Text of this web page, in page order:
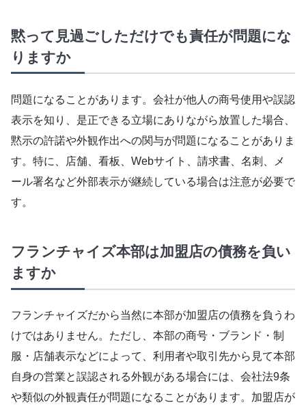
黙って見過ごしただけでも責任が問題にな
りますか
問題になることがあります。会社が他人の商号使用や誤認
表示を知り、是正できる立場にありながら放置した場合、
黙示の許諾や外観作出への関与が問題になることがありま
す。特に、店舗、看板、Webサイト、請求書、名刺、メ
ール署名など外部表示が継続している場合は注意が必要で
す。
フランチャイズ本部は加盟店の債務を負い
ますか
フランチャイズだから当然に本部が加盟店の債務を負うわ
けではありません。ただし、本部の商号・ブランド・制
服・店舗表示などによって、利用者や取引先から見て本部
自身の営業と誤認される外観がある場合には、会社法9条
や類似の外観責任が問題になることがあります。加盟店が